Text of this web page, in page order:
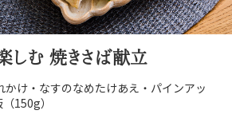
しむ 焼きさば献立
け・なすのなめたけあえ・パインアッ
150g）